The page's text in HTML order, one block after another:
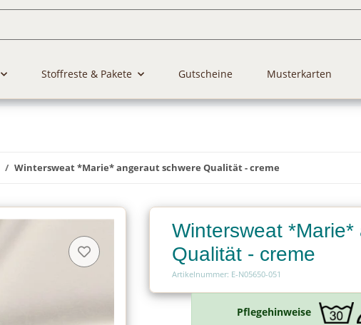
Stoffreste & Pakete Gutscheine Musterkarten
Wintersweat *Marie* angeraut schwere Qualität - creme
Wintersweat
Qualität - creme
Artikelnummer: E-N05650-051
Pflegehinweise